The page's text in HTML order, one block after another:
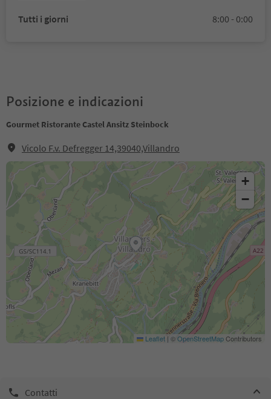
Tutti i giorni 8:00 - 0:00
Posizione e indicazioni
Gourmet Ristorante Castel Ansitz Steinbock
Vicolo F.v. Defregger 14,39040,Villandro
+
−
Leaflet | ©OpenStreetMapContributors
Contatti